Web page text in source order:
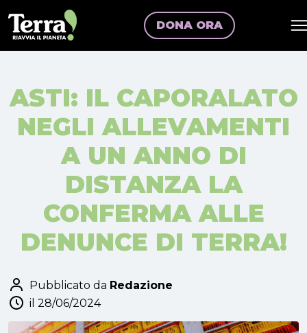
DONA ORA
ASTI: IL CAPORALATO
NEGLI ALLEVAMENTI
A UN ANNO DI
DISTANZA LA
CONFERMA ALLE
DENUNCE DI TERRA!
Pubblicato da Redazione
il 28/06/2024